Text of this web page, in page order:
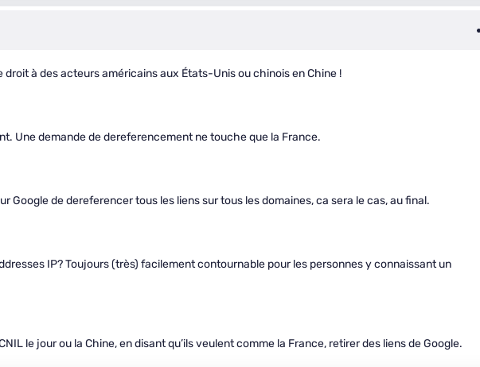
droit à des acteurs américains aux États-Unis ou chinois en Chine !
Une demande de dereferencement ne touche que la France.
Google de dereferencer tous les liens sur tous les domaines, ca sera le cas, au final.
IP? Toujours (très) facilement contournable pour les personnes y connaissant un
le jour ou la Chine, en disant qu’ils veulent comme la France, retirer des liens de Google.